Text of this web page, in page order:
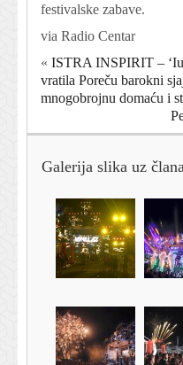
festivalske zabave.
via Radio Centar
« ISTRA INSPIRIT –
vratila Poreču barokni
mnogobrojnu domaću i
Galerija slika uz